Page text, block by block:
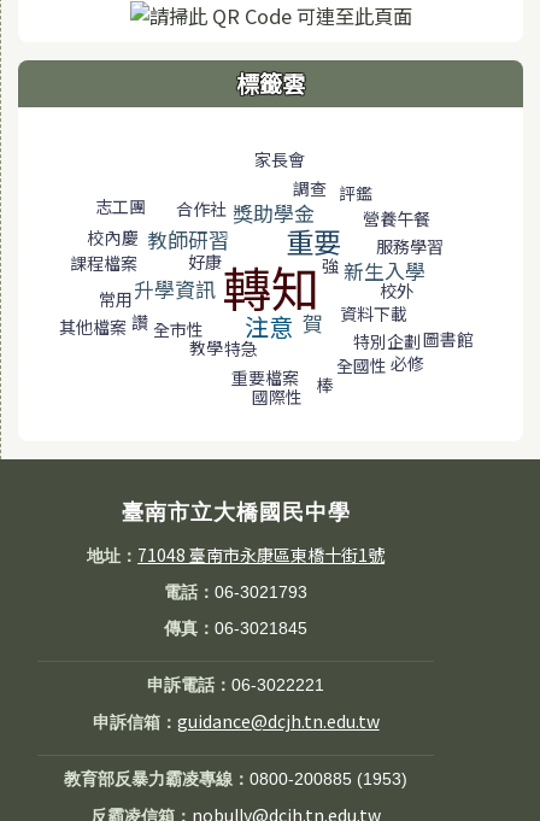
標籤雲
家長會
志工團
合作社 獎助學金
調查 評鑑
校內慶 教師研習 重要
營養午餐
課程檔案
好康
升學資訊 轉知 強 新生入學
服務學習
常用
其他檔案
全市性 注意 賀 資料下載
校外
讚
教學特急
棒
全國性
特別企劃
重要檔案
必修
圖書館
國際性
臺南市立大橋國民中學
地址： 71048 臺南市永康區東橋十街1號
電話：06-3021793
傳真：06-3021845
申訴電話：06-3022221
申訴信箱： guidance@dcjh.tn.edu.tw
教育部反暴力霸凌專線：0800-200885 (1953)
反霸凌信箱： nobully@dcjh.tn.edu.tw